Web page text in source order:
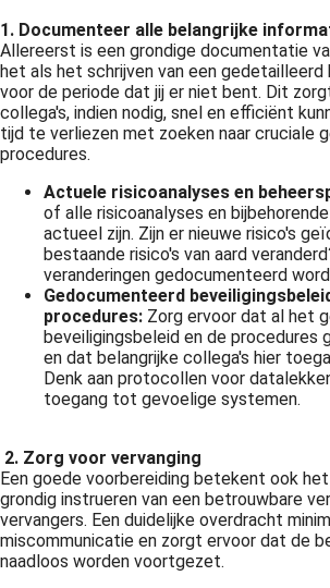
1. Documenteer alle belangrijke
Allereerst is een grondige documentatie
het als het schrijven van een gedetailleerd
voor de periode dat jij er niet bent. Dit
collega's, indien nodig, snel en efficiënt
tijd te verliezen met zoeken naar cruciale
procedures.
Actuele risicoanalyses en
of alle risicoanalyses en
actueel zijn. Zijn er nieuwe risico's
bestaande risico's van aard
veranderingen gedocumenteerd
Gedocumenteerd
procedures: Zorg ervoor dat al het
beveiligingsbeleid en de procedures
en dat belangrijke collega's hier
Denk aan protocollen voor
toegang tot gevoelige systemen.
2. Zorg voor vervanging
Een goede voorbereiding betekent ook het
grondig instrueren van een betrouwbare
vervangers. Een duidelijke overdracht
miscommunicatie en zorgt ervoor dat de
naadloos worden voortgezet.